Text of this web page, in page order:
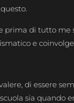
prima di tutto me
e
di essere
sia quando